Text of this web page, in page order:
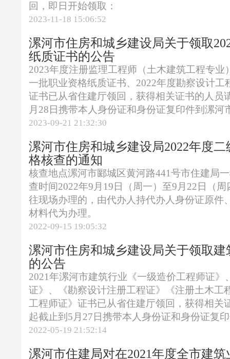
回，即日开始领取：
2023-11-18 15:06:52
漯河市住房和城乡建设局关于领取
纸质证书的公告
2023年度注册监理工程师（土木建筑工程专业
一批职业资格纸质证书、2022年度勘察设计工
证书已从省住建厅领回，获得相关证书的人员
月28日携带本人身份证和身份证复印件到漯河
2023-09-21 21:32:30
漯河市住房和城乡建设局2022年度
格核查的通知
核查地点漯河市郾城区黄河路441号市住建局
查时间2022年9月19日（周一）至9月22日（
往现场办理的，由代办人持代办人身份证原件
材料代为办理。
2022-09-15 19:05:32
漯河市住房和城乡建设局关于领取
的公告
2021年漯河市建筑行业《一级造价工程师证》
证》、《勘察设计注册工程证》《注册土木工
工程师证》证书已从省住建厅领回，获得相关
起截止到5月27日携带本人身份证和身份证复
2022-05-19 21:52:14
漯河市住建局对在2021年度全市建